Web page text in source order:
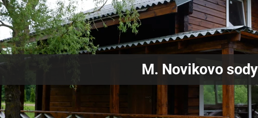
M. Novikovo